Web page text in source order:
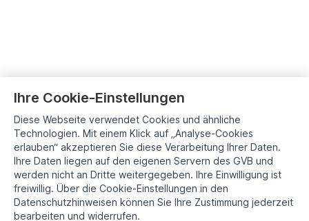
Ihre Cookie-Einstellungen
Diese Webseite verwendet Cookies und ähnliche
Technologien. Mit einem Klick auf „Analyse-Cookies
erlauben“ akzeptieren Sie diese Verarbeitung Ihrer Daten.
Ihre Daten liegen auf den eigenen Servern des GVB und
werden nicht an Dritte weitergegeben. Ihre Einwilligung ist
freiwillig. Über die Cookie-Einstellungen in den
Datenschutzhinweisen können Sie Ihre Zustimmung jederzeit
bearbeiten und widerrufen.